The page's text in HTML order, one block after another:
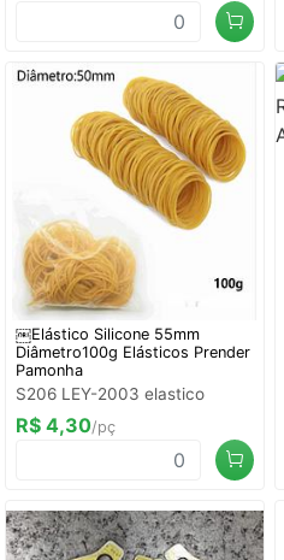
￼Elástico Silicone 55mm
Diâmetro100g Elásticos Prender
Pamonha
S206 LEY-2003 elastico
R$ 4,30/pç